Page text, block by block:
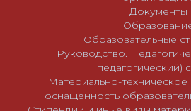
Документы
Образовательные
Руководство.
педагогический)
Материально-
оснащенность